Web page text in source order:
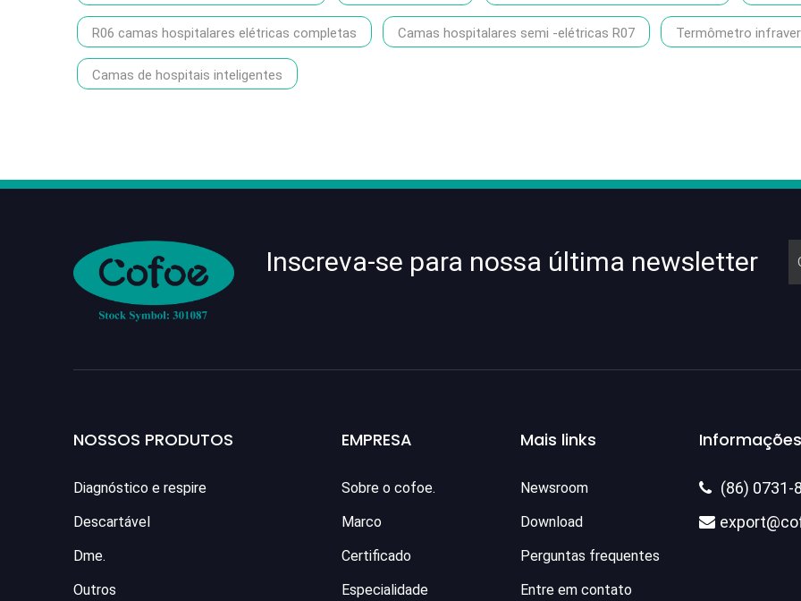
R06 camas hospitalares elétricas completas Camas hospitalares semi -elétricas R07 Termômetro
Camas de hospitais inteligentes
Inscreva-se para nossa última newsletter
NOSSOS PRODUTOS
Diagnóstico e respire
Descartável
Dme.
Outros
EMPRESA
Sobre o cofoe.
Marco
Certificado
Especialidade
Mais links
Newsroom
Download
Perguntas frequentes
Entre em contato
 (86) 0731-
